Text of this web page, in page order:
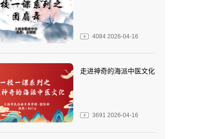
4084 2026-04-16
走进神奇的海派中医文化
3691 2026-04-16